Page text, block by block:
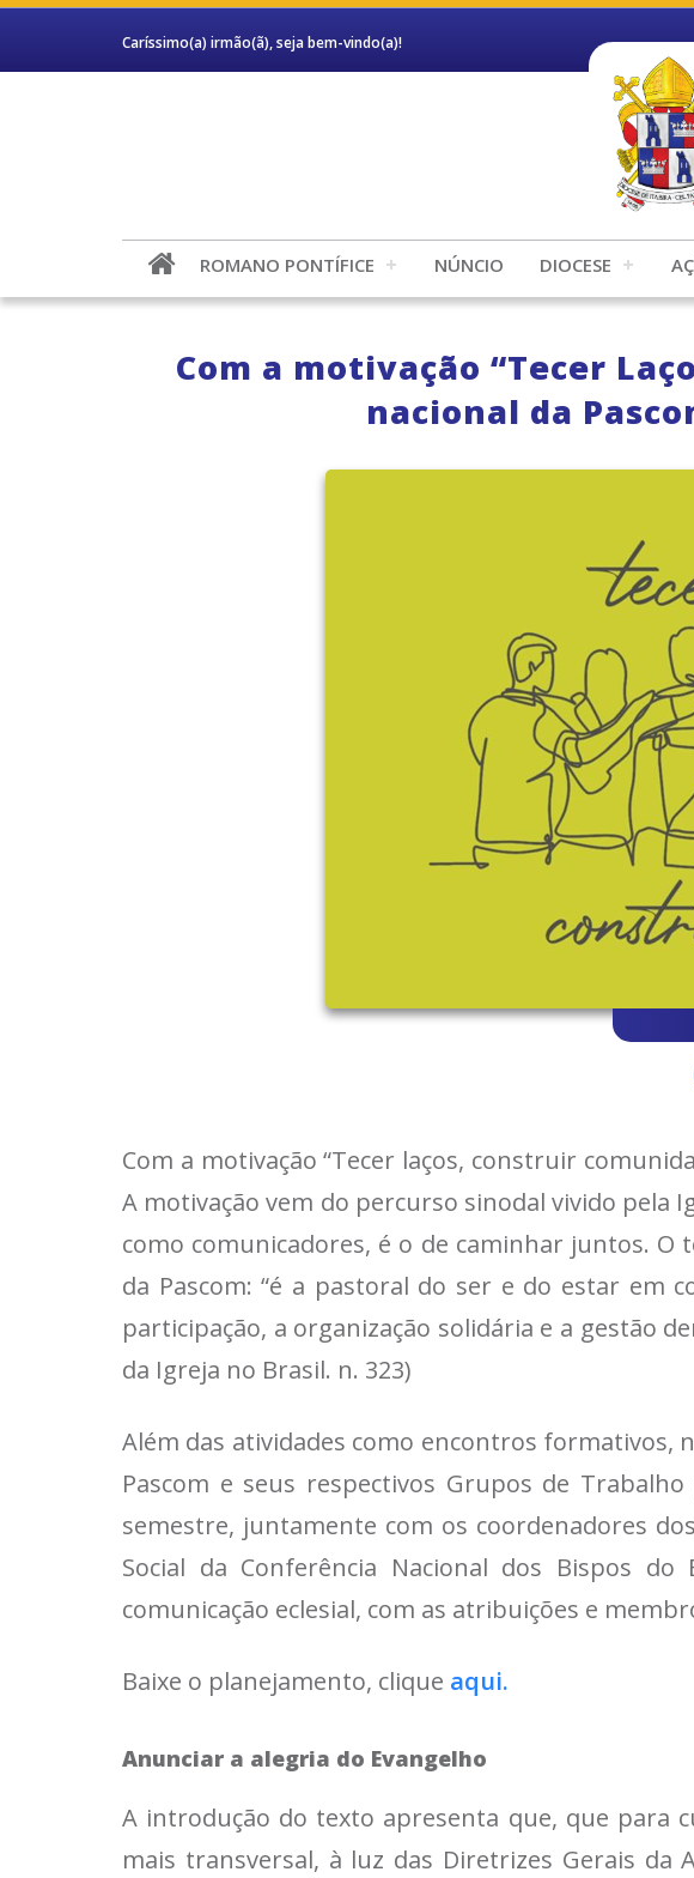
Caríssimo(a) irmão(ã), seja bem-vindo(a)!
ROMANO PONTÍFICE NÚNCIO DIOCESE
Com a motivação “Tecer
nacional da
Com a motivação “Tecer laços, construir
A motivação vem do percurso sinodal vivido pela
como comunicadores, é o de caminhar juntos. O
da Pascom: “é a pastoral do ser e do estar em
participação, a organização solidária e a gestão
da Igreja no Brasil. n. 323)
Além das atividades como encontros formativos,
Pascom e seus respectivos Grupos de
semestre, juntamente com os coordenadores
Social da Conferência Nacional dos Bispos
comunicação eclesial, com as atribuições e
Baixe o planejamento, clique aqui.
Anunciar a alegria do Evangelho
A introdução do texto apresenta que, que para
mais transversal, à luz das Diretrizes Gerais da